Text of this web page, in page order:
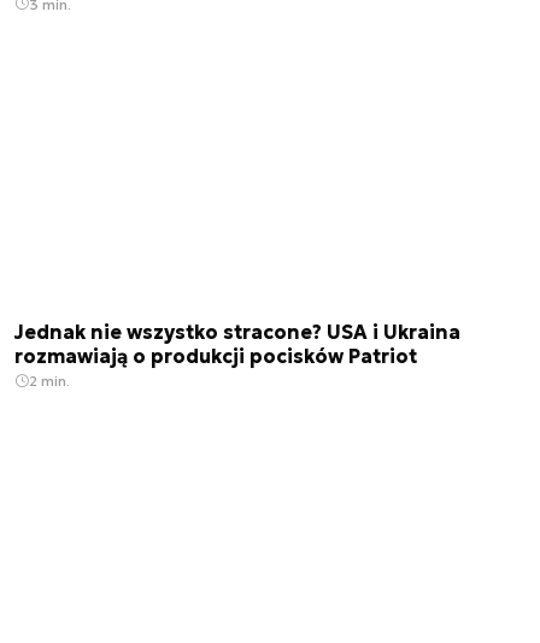
3 min.
Jednak nie wszystko stracone? USA i Ukraina
rozmawiają o produkcji pocisków Patriot
2 min.